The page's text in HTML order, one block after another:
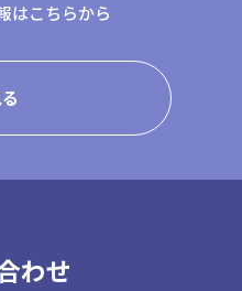
本部神戸三宮本部福山本部
はこちらから
わせ